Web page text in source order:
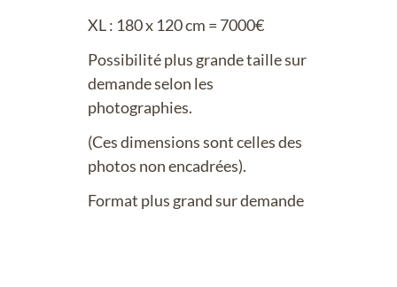
XL : 180 x 120 cm = 7000€
Possibilité plus grande taille sur
demande selon les
photographies.
(Ces dimensions sont celles des
photos non encadrées).
Format plus grand sur demande